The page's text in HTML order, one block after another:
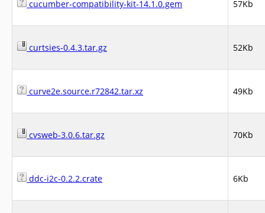
cucumber-compatibility-kit-14.1.0.gem 57Kb
curtsies-0.4.3.tar.gz 52Kb
curve2e.source.r72842.tar.xz 49Kb
cvsweb-3.0.6.tar.gz 70Kb
ddc-i2c-0.2.2.crate 6Kb